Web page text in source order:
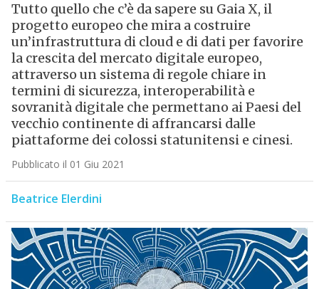
Tutto quello che c’è da sapere su Gaia X, il
progetto europeo che mira a costruire
un’infrastruttura di cloud e di dati per favorire
la crescita del mercato digitale europeo,
attraverso un sistema di regole chiare in
termini di sicurezza, interoperabilità e
sovranità digitale che permettano ai Paesi del
vecchio continente di affrancarsi dalle
piattaforme dei colossi statunitensi e cinesi.
Pubblicato il 01 Giu 2021
Beatrice Elerdini